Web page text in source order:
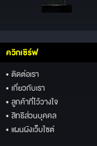
ควิกเซิร์ฟ
• ติดต่อเรา
• เกี่ยวกับเรา
• ลูกค้าที่ไว้วางใจ
• สิทธิส่วนบุคคล
• แผนผังเว็บไซต์